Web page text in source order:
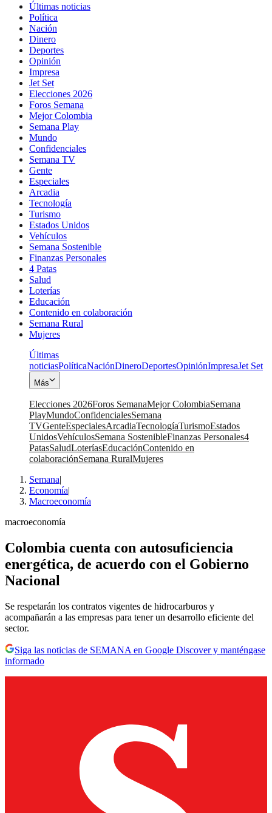
Últimas noticias
Política
Nación
Dinero
Deportes
Opinión
Impresa
Jet Set
Elecciones 2026
Foros Semana
Mejor Colombia
Semana Play
Mundo
Confidenciales
Semana TV
Gente
Especiales
Arcadia
Tecnología
Turismo
Estados Unidos
Vehículos
Semana Sostenible
Finanzas Personales
4 Patas
Salud
Loterías
Educación
Contenido en colaboración
Semana Rural
Mujeres
Últimas
noticiasPolíticaNaciónDineroDeportesOpiniónImpresaJet Set
Más
Elecciones 2026Foros SemanaMejor ColombiaSemana
PlayMundoConfidencialesSemana
TVGenteEspecialesArcadiaTecnologíaTurismoEstados
UnidosVehículosSemana SostenibleFinanzas Personales4
PatasSaludLoteríasEducaciónContenido en
colaboraciónSemana RuralMujeres
Semana|
Economía|
Macroeconomía
macroeconomía
Colombia cuenta con autosuficiencia
energética, de acuerdo con el Gobierno
Nacional
Se respetarán los contratos vigentes de hidrocarburos y
acompañarán a las empresas para tener un desarrollo eficiente del
sector.
Siga las noticias de SEMANA en Google Discover y manténgase
informado